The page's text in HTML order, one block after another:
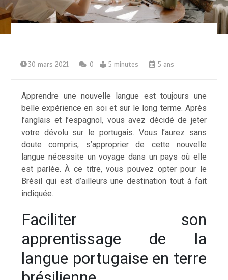
30 mars 2021 0 5 minutes 5 ans
Apprendre une nouvelle langue est toujours une
belle expérience en soi et sur le long terme. Après
l’anglais et l’espagnol, vous avez décidé de jeter
votre dévolu sur le portugais. Vous l’aurez sans
doute compris, s’approprier de cette nouvelle
langue nécessite un voyage dans un pays où elle
est parlée. À ce titre, vous pouvez opter pour le
Brésil qui est d’ailleurs une destination tout à fait
indiquée.
Faciliter son
apprentissage de la
langue portugaise en terre